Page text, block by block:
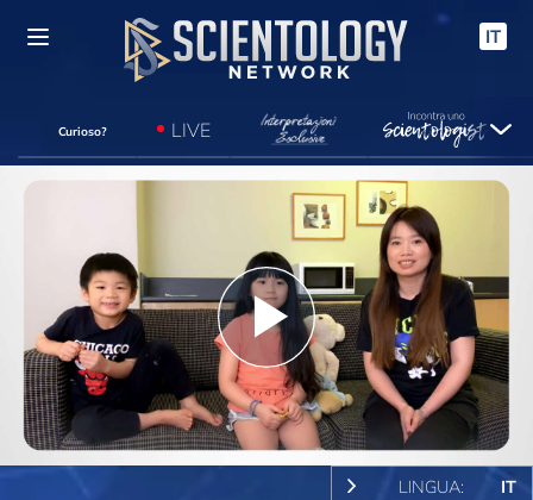
IT
Curioso? LIVE
Play
Video
LINGUA: IT